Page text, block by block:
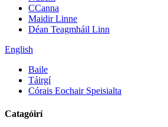
CCanna
Maidir Linne
Déan Teagmháil Linn
English
Baile
Táirgí
Córais Eochair Speisialta
Catagóirí